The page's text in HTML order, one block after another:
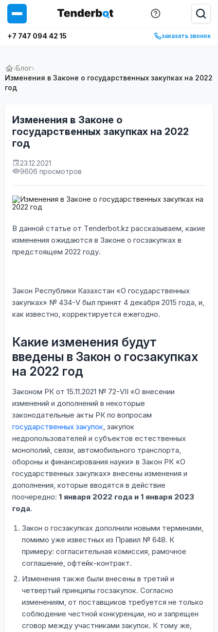
+7 747 094 42 15 заказать звонок
›Блог›
Изменения в Законе о государственных закупках на 2022
год
Изменения в Законе о
государственных закупках на 2022
год
23.12.2021
9606 просмотров
В данной статье от Tеnderbot.kz рассказываем, какие
изменения ожидаются в Законе о госзакупках в
предстоящем 2022 году.
Закон Республики Казахстан «О государственных
закупках» № 434-V был принят 4 декабря 2015 года, и,
как известно, корректируется ежегодно.
Какие изменения будут
введены в Закон о госзакупках
на 2022 год
Законом РК от 15.11.2021 № 72-VIІ «О внесении
изменений и дополнений в некоторые
законодательные акты РК по вопросам
государственных закупок, закупок
недропользователей и субъектов естественных
монополий, связи, автомобильного транспорта,
обороны и финансирования науки» в Закон РК «О
государственных закупках» внесены изменения и
дополнения, которые вводятся в действие
поочередно: 1 января 2022 года и 1 января 2023
года.
Закон о госзакупках дополнили новыми терминами,
помимо уже известных из Правил № 648. К
примеру: согласительная комиссия, рамочное
соглашение, офтейк-контракт.
Изменения также были внесены в третий и
четвертый принципы госзакупок. Согласно
изменениям, от поставщиков требуется не только
соблюдение честной конкуренции, но и запрещен
сговор между участниками закупок. К тому же,